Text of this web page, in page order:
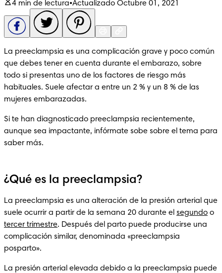
4 min de lectura•Actualizado Octubre 01, 2021
La preeclampsia es una complicación grave y poco común
que debes tener en cuenta durante el embarazo, sobre
todo si presentas uno de los factores de riesgo más
habituales. Suele afectar a entre un 2 % y un 8 % de las
mujeres embarazadas.
Si te han diagnosticado preeclampsia recientemente,
aunque sea impactante, infórmate sobe sobre el tema para
saber más.
¿Qué es la preeclampsia?
La preeclampsia es una alteración de la presión arterial que
suele ocurrir a partir de la semana 20 durante el segundo
tercer trimestre. Después del parto puede producirse una
complicación similar, denominada «preeclampsia
posparto».
La presión arterial elevada debido a la preeclampsia puede